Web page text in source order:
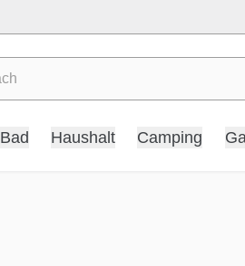
Bad Haushalt Camping